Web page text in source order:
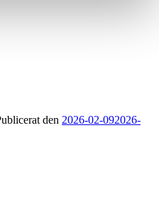
den 2026-02-092026-